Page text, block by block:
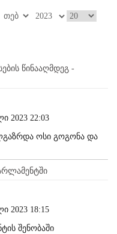
წინააღმდეგ -
2023 22:03
ოსი გოგონა და
2023 18:15
შენობაში